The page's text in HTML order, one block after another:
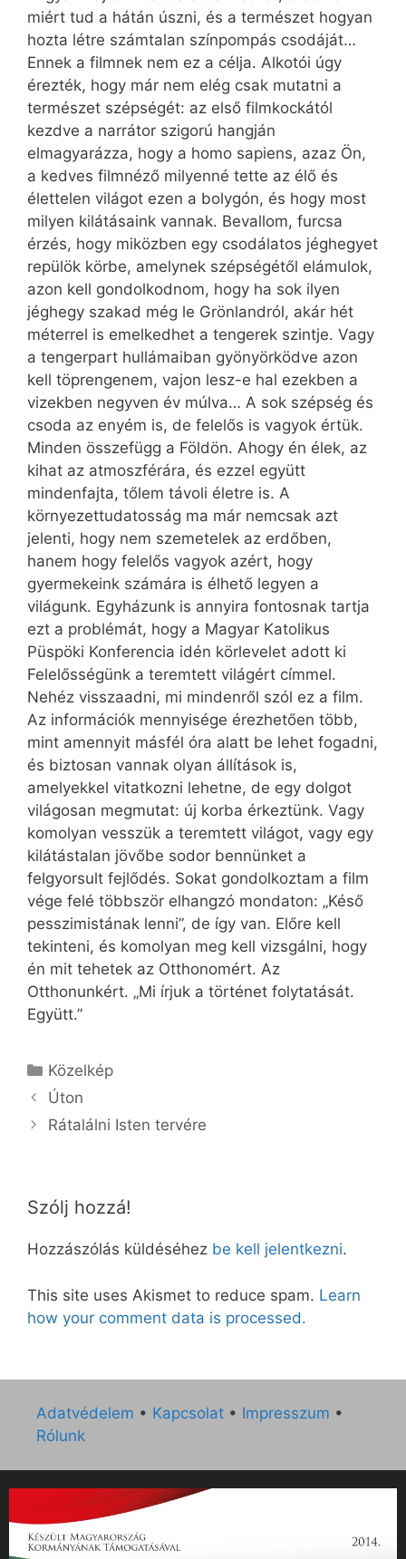
miért tud a hátán úszni, és a természet hogyan
hozta létre számtalan színpompás csodáját…
Ennek a filmnek nem ez a célja. Alkotói úgy
érezték, hogy már nem elég csak mutatni a
természet szépségét: az első filmkockától
kezdve a narrátor szigorú hangján
elmagyarázza, hogy a homo sapiens, azaz Ön,
a kedves filmnéző milyenné tette az élő és
élettelen világot ezen a bolygón, és hogy most
milyen kilátásaink vannak. Bevallom, furcsa
érzés, hogy miközben egy csodálatos jéghegyet
repülök körbe, amelynek szépségétől elámulok,
azon kell gondolkodnom, hogy ha sok ilyen
jéghegy szakad még le Grönlandról, akár hét
méterrel is emelkedhet a tengerek szintje. Vagy
a tengerpart hullámaiban gyönyörködve azon
kell töprengenem, vajon lesz-e hal ezekben a
vizekben negyven év múlva… A sok szépség és
csoda az enyém is, de felelős is vagyok értük.
Minden összefügg a Földön. Ahogy én élek, az
kihat az atmoszférára, és ezzel együtt
mindenfajta, tőlem távoli életre is. A
környezettudatosság ma már nemcsak azt
jelenti, hogy nem szemetelek az erdőben,
hanem hogy felelős vagyok azért, hogy
gyermekeink számára is élhető legyen a
világunk. Egyházunk is annyira fontosnak tartja
ezt a problémát, hogy a Magyar Katolikus
Püspöki Konferencia idén körlevelet adott ki
Felelősségünk a teremtett világért címmel.
Nehéz visszaadni, mi mindenről szól ez a film.
Az információk mennyisége érezhetően több,
mint amennyit másfél óra alatt be lehet fogadni,
és biztosan vannak olyan állítások is,
amelyekkel vitatkozni lehetne, de egy dolgot
világosan megmutat: új korba érkeztünk. Vagy
komolyan vesszük a teremtett világot, vagy egy
kilátástalan jövőbe sodor bennünket a
felgyorsult fejlődés. Sokat gondolkoztam a film
vége felé többször elhangzó mondaton: „Késő
pesszimistának lenni”, de így van. Előre kell
tekinteni, és komolyan meg kell vizsgálni, hogy
én mit tehetek az Otthonomért. Az
Otthonunkért. „Mi írjuk a történet folytatását.
Együtt.”
Kategória
Közelkép
Úton
Rátalálni Isten tervére
Szólj hozzá!
Hozzászólás küldéséhez be kell jelentkezni.
This site uses Akismet to reduce spam. Learn
how your comment data is processed.
Adatvédelem • Kapcsolat • Impresszum •
Rólunk